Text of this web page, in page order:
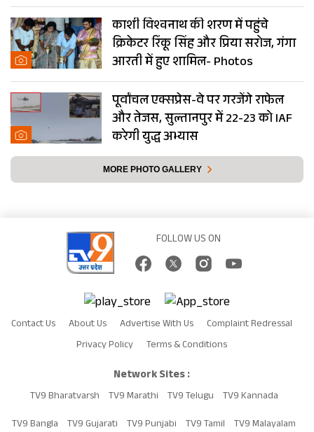
काशी विश्वनाथ की शरण में पहुंचे
क्रिकेटर रिंकू सिंह और प्रिया सरोज, गंगा
आरती में हुए शामिल- Photos
पूर्वांचल एक्सप्रेस-वे पर गरजेंगे राफेल
और तेजस, सुल्तानपुर में 22-23 को IAF
करेगी युद्ध अभ्यास
MORE PHOTO GALLERY
FOLLOW US ON
Contact Us About Us Advertise With Us
Complaint Redressal
Privacy Policy
Terms & Conditions
Network Sites :
TV9 Bharatvarsh TV9 Marathi TV9 Telugu TV9 Kannada
TV9 Bangla TV9 Gujarati TV9 Punjabi TV9 Tamil TV9 Malayalam